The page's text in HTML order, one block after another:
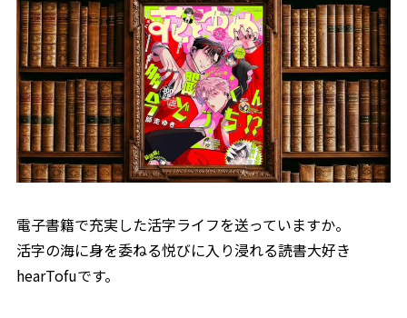
電子書籍で充実した活字ライフを送っていますか。
活字の海に身を委ねる悦びに入り浸れる読書大好き
hearTofuです。